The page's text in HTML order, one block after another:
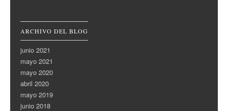
ARCHIVO DEL BLOG
junio 2021
mayo 2021
mayo 2020
abril 2020
mayo 2019
junio 2018